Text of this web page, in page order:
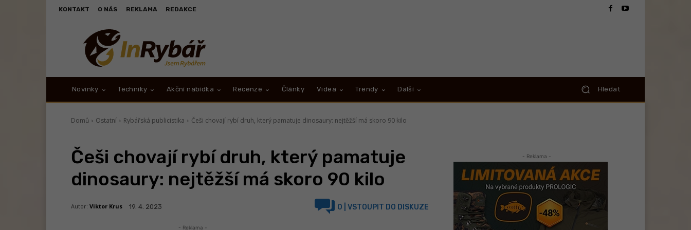
KONTAKT O NÁS REKLAMA REDAKCE
Novinky Techniky Akční nabídka Recenze Články Videa Trendy Další Hledat
Domů Ostatní Rybářská publicistika Češi chovají rybí druh, který pamatuje dinosaury: nejtěžší má skoro 90 kilo
Češi chovají rybí druh, který pamatuje
dinosaury: nejtěžší má skoro 90 kilo
Autor: Viktor Krus 19. 4. 2023 0 | VSTOUPIT DO DISKUZE
- Reklama -
- Reklama -